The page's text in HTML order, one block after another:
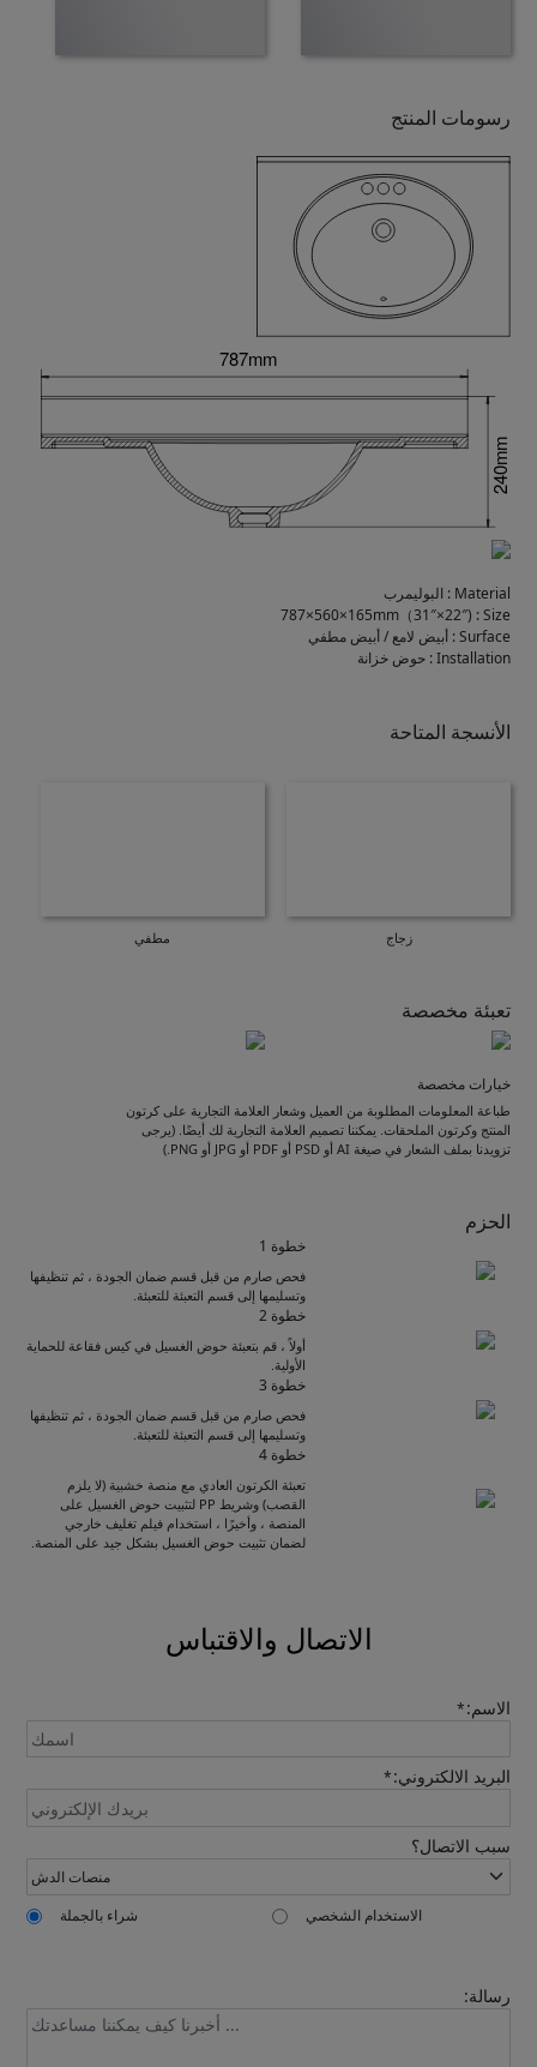
رسومات المنتج
Material
: البوليمرب
Size
:
787×560×165mm（31″×22″)
Surface
: أبيض لامع / أبيض مطفي
Installation
: حوض خزانة
الأنسجة المتاحة
زجاج مطفي
تعبئة مخصصة
خيارات مخصصة
طباعة المعلومات المطلوبة من العميل وشعار العلامة التجارية على كرتون
المنتج وكرتون الملحقات. يمكننا تصميم العلامة التجارية لك أيضًا. (يرجى
تزويدنا بملف الشعار في صيغة AI أو PSD أو PDF أو JPG أو PNG.)
الحزم
خطوة 1
فحص صارم من قبل قسم ضمان الجودة ، ثم تنظيفها
وتسليمها إلى قسم التعبئة للتعبئة.
خطوة 2
أولاً ، قم بتعبئة حوض الغسيل في كيس فقاعة للحماية
الأولية.
خطوة 3
فحص صارم من قبل قسم ضمان الجودة ، ثم تنظيفها
وتسليمها إلى قسم التعبئة للتعبئة.
خطوة 4
تعبئة الكرتون العادي مع منصة خشبية (لا يلزم
القصب) وشريط PP لتثبيت حوض الغسيل على
المنصة ، وأخيرًا ، استخدام فيلم تغليف خارجي
لضمان تثبيت حوض الغسيل بشكل جيد على المنصة.
Get Catalogue
Please leave your contact information,the
catalogue will be sent to your mailbox
Send
الاتصال والاقتباس
الاسم:*
البريد الالكتروني:*
سبب الاتصال؟
شراء بالجملة الاستخدام الشخصي
رسالة: